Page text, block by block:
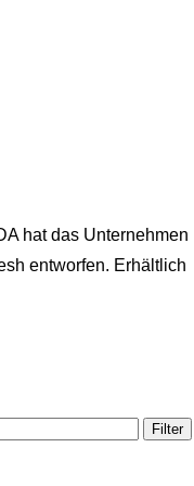
hat das Unternehmen
entworfen. Erhältlich
Filter